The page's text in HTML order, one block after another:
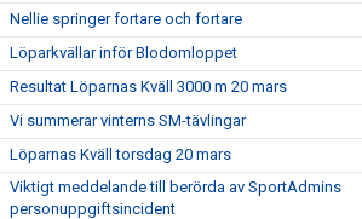
Nellie springer fortare och fortare
Löparkvällar inför Blodomloppet
Resultat Löparnas Kväll 3000 m 20 mars
Vi summerar vinterns SM-tävlingar
Löparnas Kväll torsdag 20 mars
Viktigt meddelande till berörda av SportAdmins
personuppgiftsincident